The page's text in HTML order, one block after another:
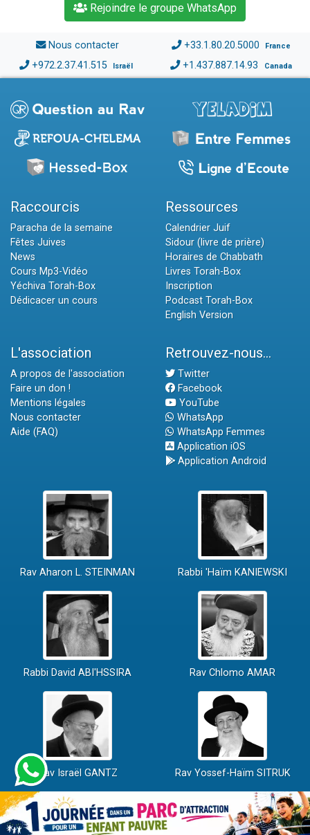
Rejoindre le groupe WhatsApp
Nous contacter +33.1.80.20.5000 France
+972.2.37.41.515 Israël +1.437.887.14.93 Canada
Raccourcis
Paracha de la semaine
Fêtes Juives
News
Cours Mp3-Vidéo
Yéchiva Torah-Box
Dédicacer un cours
Ressources
Calendrier Juif
Sidour (livre de prière)
Horaires de Chabbath
Livres Torah-Box
Inscription
Podcast Torah-Box
English Version
L'association
A propos de l'association
Faire un don !
Mentions légales
Nous contacter
Aide (FAQ)
Retrouvez-nous...
Twitter
Facebook
YouTube
WhatsApp
WhatsApp Femmes
Application iOS
Application Android
Rav Aharon L. STEINMAN Rabbi 'Haïm KANIEWSKI
Rabbi David ABI'HSSIRA Rav Chlomo AMAR
Rav Israël GANTZ Rav Yossef-Haïm SITRUK